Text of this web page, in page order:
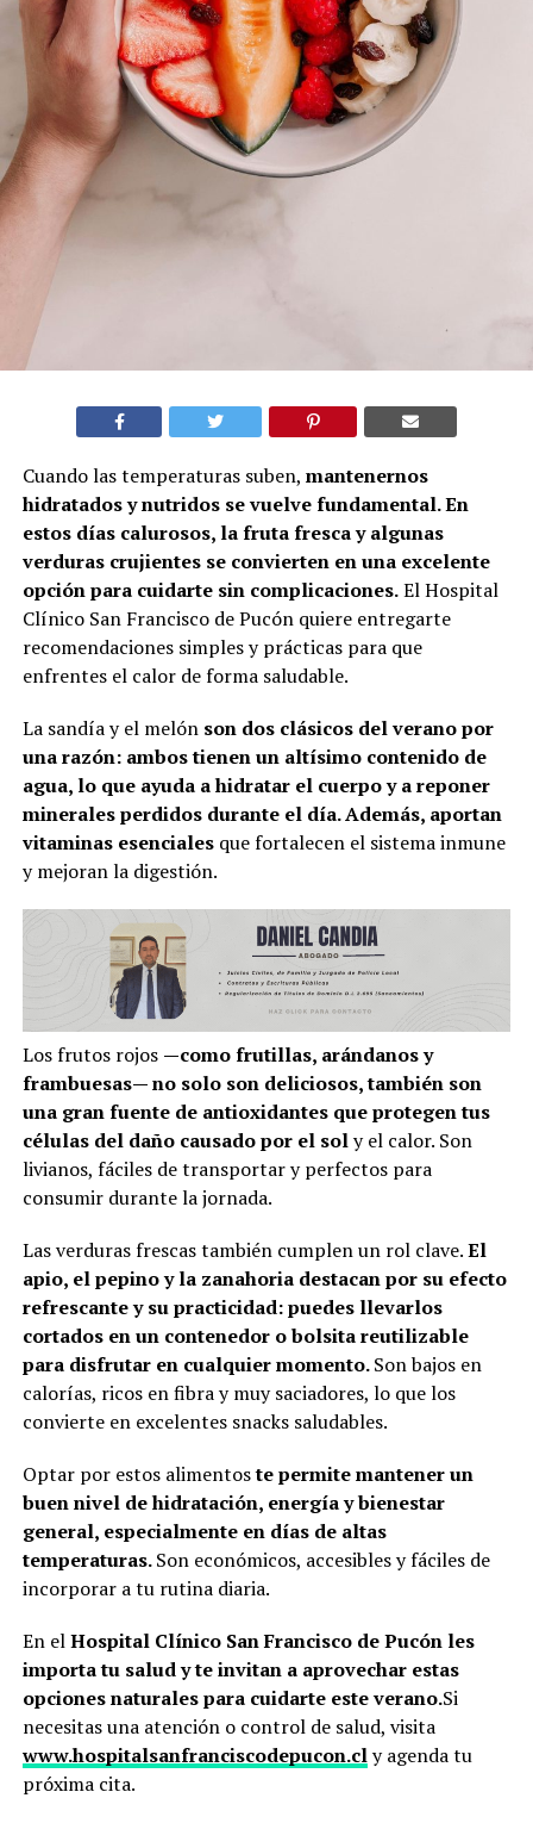
Cuando las temperaturas suben, mantenernos
hidratados y nutridos se vuelve fundamental. En
estos días calurosos, la fruta fresca y algunas
verduras crujientes se convierten en una excelente
opción para cuidarte sin complicaciones.El Hospital
Clínico San Francisco de Pucón quiere entregarte
recomendaciones simples y prácticas para que
enfrentes el calor de forma saludable.
La sandía y el melón son dos clásicos del verano por
una razón: ambos tienen un altísimo contenido de
agua, lo que ayuda a hidratar el cuerpo y a reponer
minerales perdidos durante el día. Además, aportan
vitaminas esencialesque fortalecen el sistema inmune
y mejoran la digestión.
Los frutos rojos —como frutillas, arándanos y
frambuesas— no solo son deliciosos, también son
una gran fuente de antioxidantes que protegen tus
células del daño causado por el soly el calor. Son
livianos, fáciles de transportar y perfectos para
consumir durante la jornada.
Las verduras frescas también cumplen un rol clave.El
apio, el pepino y la zanahoria destacan por su efecto
refrescante y su practicidad: puedes llevarlos
cortados en un contenedor o bolsita reutilizable
para disfrutar en cualquier momento.Son bajos en
calorías, ricos en fibra y muy saciadores, lo que los
convierte en excelentes snacks saludables.
Optar por estos alimentoste permite mantener un
buen nivel de hidratación, energía y bienestar
general, especialmente en días de altas
temperaturas.Son económicos, accesibles y fáciles de
incorporar a tu rutina diaria.
En elHospital Clínico San Francisco de Pucón les
importa tu salud y te invitan a aprovechar estas
opciones naturales para cuidarte este verano.Si
necesitas una atención o control de salud, visita
www.hospitalsanfranciscodepucon.cly agenda tu
próxima cita.